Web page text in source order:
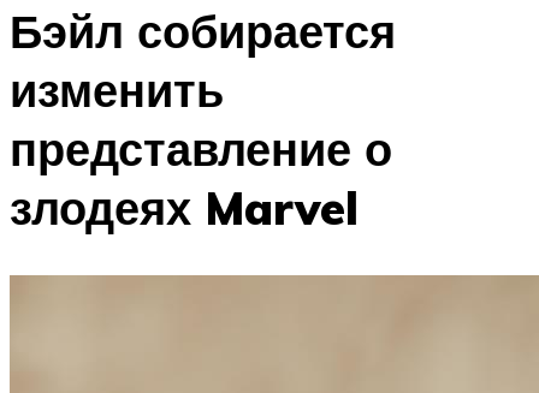
Бэйл собирается
изменить
представление о
злодеях Marvel